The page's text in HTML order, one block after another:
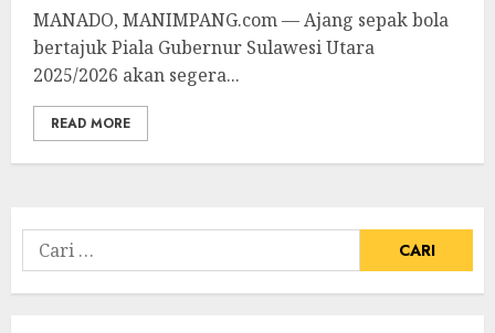
MANADO, MANIMPANG.com — Ajang sepak bola
bertajuk Piala Gubernur Sulawesi Utara
2025/2026 akan segera...
READ MORE
Cari
untuk: